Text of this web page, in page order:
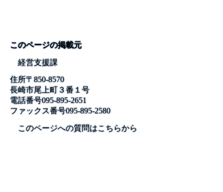
このページの掲載元
経営支援課
住所〒850-8570
長崎市尾上町３番１号
電話番号095-895-2651
ファックス番号095-895-2580
このページへの質問はこちらから